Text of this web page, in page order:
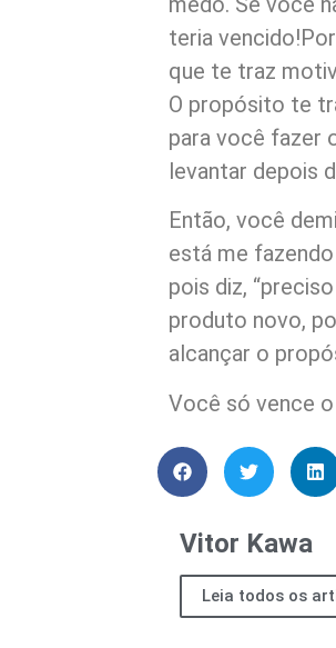
teria
que te traz
O propósito te
para você fazer
levantar depois
Então, você
está me
pois diz,
produto novo,
alcançar o
Você só vence
Vitor Kawa
Leia todos os